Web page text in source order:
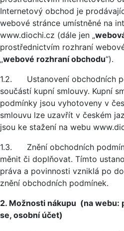
Internetový obchod je
webové stránce umístněné na
www.diochi.cz (dále jen „
prostřednictvím rozhraní
„webové rozhraní obchodu“).
1.2. Ustanovení obchodních
součástí kupní smlouvy. Kupní
podmínky jsou vyhotoveny v
smlouvu lze uzavřít v českém
jsou ke stažení na webu
1.3. Znění obchodních
měnit či doplňovat. Tímto
práva a povinnosti vzniklá po
znění obchodních podmínek.
2. Možnosti nákupu (na webu:
se, osobní účet)